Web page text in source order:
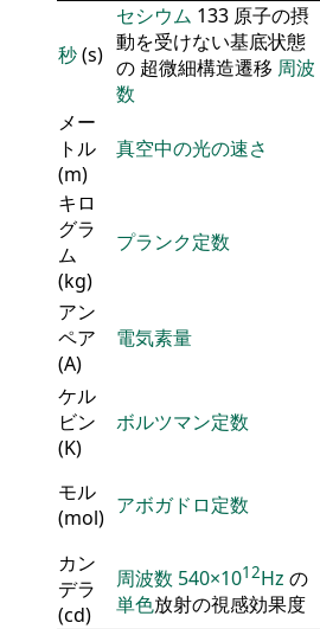
秒(s)
セシウム 133 原子の摂
動を受けない基底状態
の 超微細構造遷移 周波
数
メー
トル
(m)
真空中の光の速さ
キロ
グラ
ム
(kg)
プランク定数
アン
ペア
(A)
電気素量
ケル
ビン
(K)
ボルツマン定数
モル
(mol) アボガドロ定数
カン
デラ
(cd)
周波数 540×1012Hz の
単色放射の視感効果度